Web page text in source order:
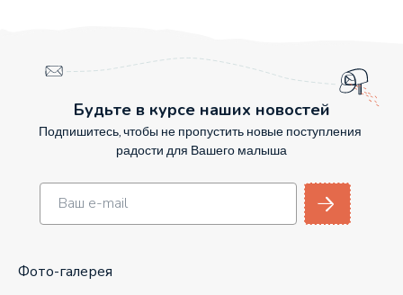
Будьте в курсе наших новостей
Подпишитесь, чтобы не пропустить новые поступления
радости для Вашего малыша
Фото-галерея